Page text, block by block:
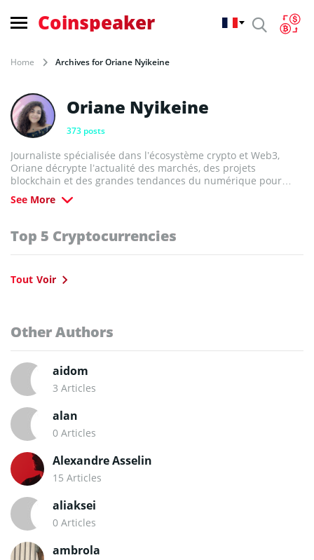
Coinspeaker
Home Archives for Oriane Nyikeine
373 posts
Oriane Nyikeine
Journaliste spécialisée dans l’écosystème crypto et Web3,
Oriane décrypte l’actualité des marchés, des projets
blockchain et des grandes tendances du numérique pour
Coinspeaker. Issu d’une formation en business et passionnée
par l’univers décentralisé, elle explore les mutations
sociétaux liés aux cryptomonnaies. Forte de plusieurs années
d’expérience dans la rédaction de contenus web, elle s’est
progressivement tournée vers l’univers des actifs
géopolitiques et macroéconomiques qui façonnent ce secteur
claires, fiables et percutantes
See More
Top 5 Cryptocurrencies
Tout Voir
Other Authors
aidom
3 Articles
alan
0 Articles
Alexandre Asselin
15 Articles
aliaksei
0 Articles
ambrola